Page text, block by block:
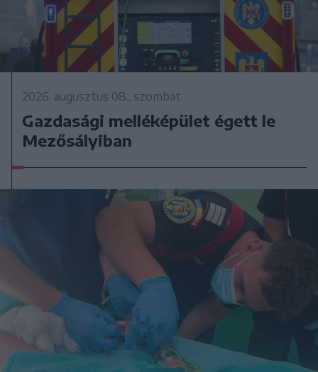
2026. augusztus 08., szombat
Gazdasági melléképület égett le
Mezősályiban